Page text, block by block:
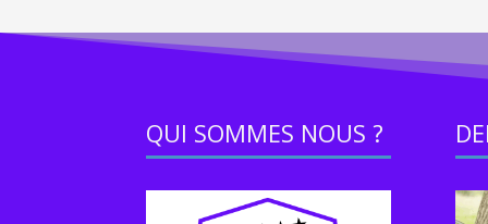
QUI SOMMES NOUS ?